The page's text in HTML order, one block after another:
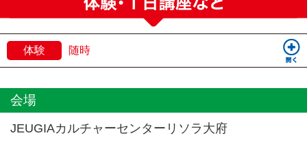
体験 随時
会場
JEUGIAカルチャーセンターリソラ大府